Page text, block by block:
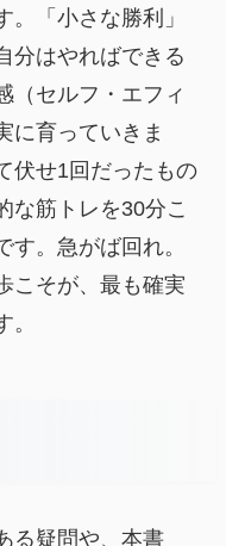
。「小さな勝利」
分はやればできる
（セルフ・エフィ
に育っていきま
伏せ1回だったもの
な筋トレを30分こ
。急がば回れ。
こそが、最も確実
る疑問や、本書